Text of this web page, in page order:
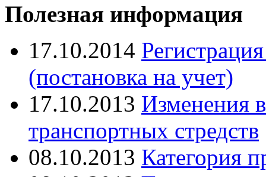
Полезная информация
17.10.2014
(постановка на учет)
17.10.2013 Изменения
транспортных стредств
08.10.2013 Категория